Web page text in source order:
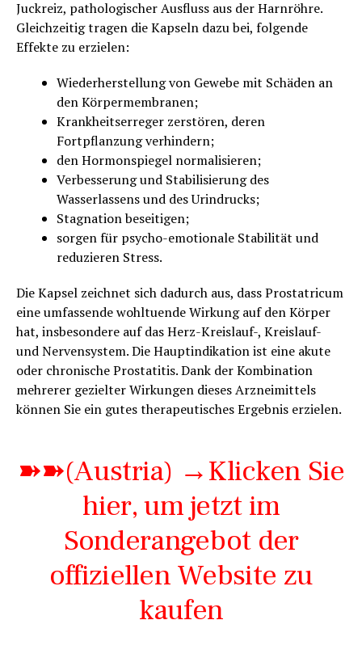
Juckreiz, pathologischer Ausfluss aus der Harnröhre.
Gleichzeitig tragen die Kapseln dazu bei, folgende
Effekte zu erzielen:
Wiederherstellung von Gewebe mit Schäden an
den Körpermembranen;
Krankheitserreger zerstören, deren
Fortpflanzung verhindern;
den Hormonspiegel normalisieren;
Verbesserung und Stabilisierung des
Wasserlassens und des Urindrucks;
Stagnation beseitigen;
sorgen für psycho-emotionale Stabilität und
reduzieren Stress.
Die Kapsel zeichnet sich dadurch aus, dass Prostatricum
eine umfassende wohltuende Wirkung auf den Körper
hat, insbesondere auf das Herz-Kreislauf-, Kreislauf-
und Nervensystem. Die Hauptindikation ist eine akute
oder chronische Prostatitis. Dank der Kombination
mehrerer gezielter Wirkungen dieses Arzneimittels
können Sie ein gutes therapeutisches Ergebnis erzielen.
➽➽(Austria) →Klicken Sie
hier, um jetzt im
Sonderangebot der
offiziellen Website zu
kaufen